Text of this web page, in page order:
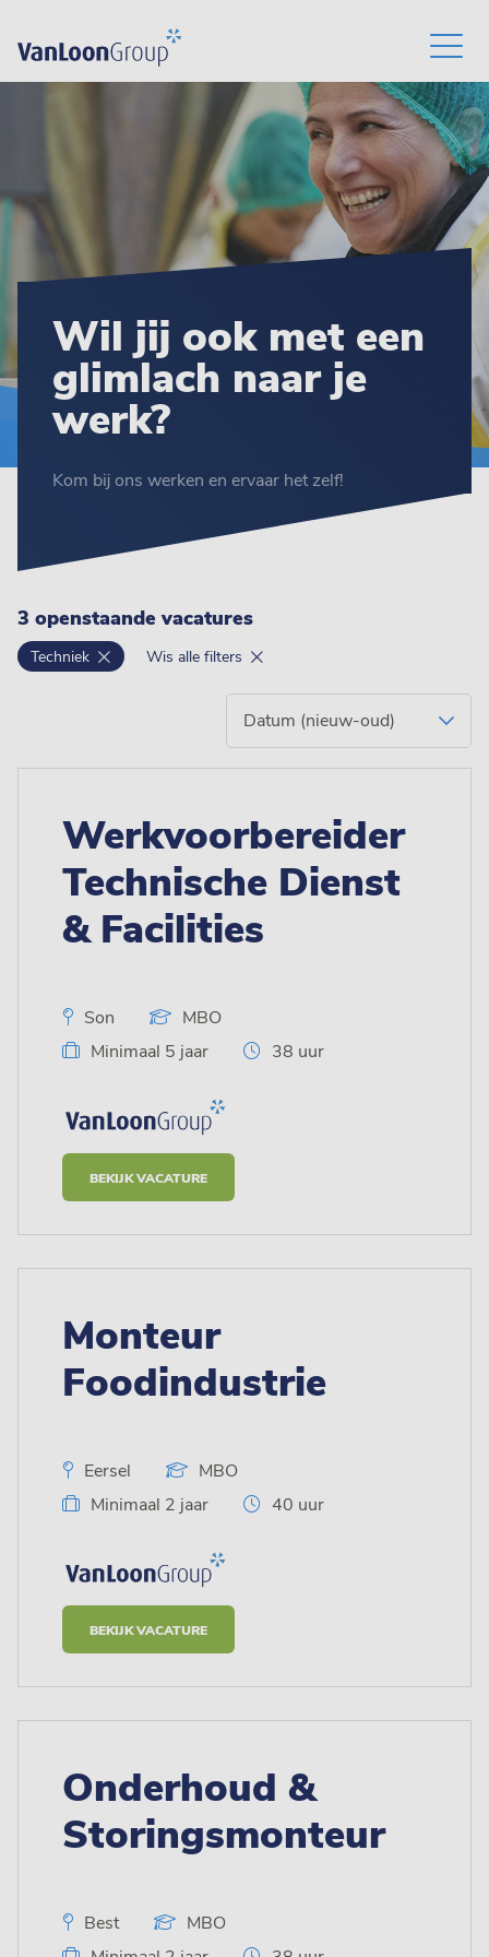
Wil jij ook met een
glimlach naar je
werk?
Kom bij ons werken en ervaar het zelf!
3 openstaande vacatures
Techniek Wis alle filters
Werkvoorbereider
Technische Dienst
& Facilities
Son
MBO
Minimaal 5 jaar
38 uur
BEKIJK VACATURE
Monteur
Foodindustrie
Eersel
MBO
Minimaal 2 jaar
40 uur
BEKIJK VACATURE
Onderhoud &
Storingsmonteur
Best
MBO